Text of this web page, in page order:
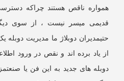
ناقص هستند چراکه دسترسی به
میسر نیست ، از سوی دیگر
دوبلاژ ما مدیریت دوبله یک
یاد برده اند و نقص در ورود
های جدید به این فن یا صنعتمزید